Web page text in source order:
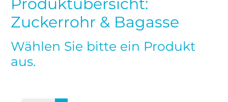
Produktübersicht:
Zuckerrohr & Bagasse
Wählen Sie bitte ein Produkt
aus.